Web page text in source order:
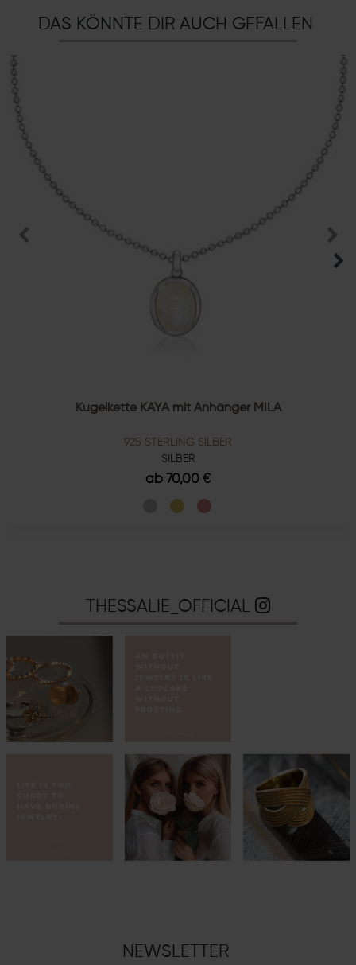
DAS KÖNNTE DIR AUCH GEFALLEN
Kugelkette KAYA mit Anhänger MILA
925 STERLING SILBER
SILBER
ab 70,00 €
THESSALIE_OFFICIAL
NEWSLETTER